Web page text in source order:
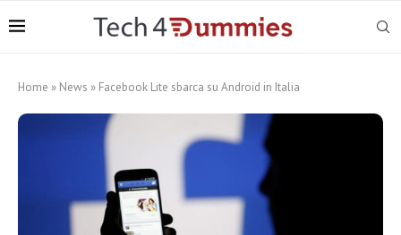
Home » News » Facebook Lite sbarca su Android in Italia